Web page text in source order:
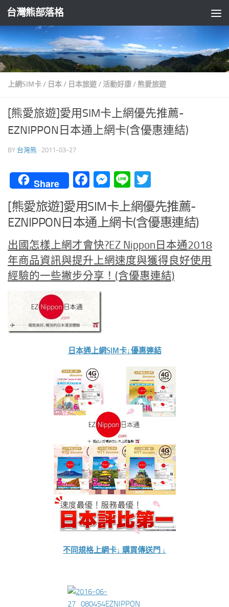
Skip to content
台灣熊部落格
上網SIM卡/ 日本/ 日本旅遊/ 活動好康/ 熊愛旅遊
[熊愛旅遊]愛用SIM卡上網優先推薦-
EZNIPPON日本通上網卡(含優惠連結)
BY 台灣熊 · 2011-03-27
Share Facebook
Messenger
Line
[熊愛旅遊]愛用SIM卡上網優先推薦-
EZNIPPON日本通上網卡(含優惠連結)
出國怎樣上網才會快?EZ Nippon日本通2018
年商品資訊與提升上網速度與獲得良好使用
經驗的一些撇步分享！(含優惠連結)
日本通上網SIM卡↓優惠連結
不同規格上網卡↓ 購買傳送門 ↓